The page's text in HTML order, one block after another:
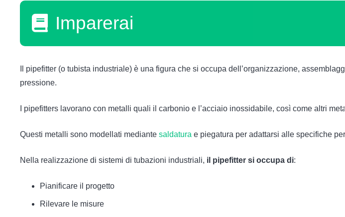
Imparerai
Il pipefitter (o tubista industriale) è una figura che si occupa dell’organizzazione,
pressione.
I pipefitters lavorano con metalli quali il carbonio e l’acciaio inossidabile, così come altri
Questi metalli sono modellati mediante saldatura e piegatura per adattarsi alle specifiche
Nella realizzazione di sistemi di tubazioni industriali, il pipefitter si occupa di:
Pianificare il progetto
Rilevare le misure